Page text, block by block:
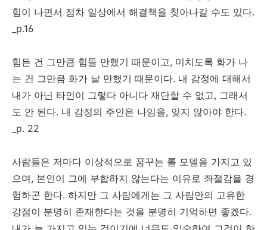
힘이 나면서 점차 일상에서 해결책을 찾아나갈 수도 있다.
_p.16
힘든 건 그만큼 힘들 만했기 때문이고, 미치도록 화가 나
는 건 그만큼 화가 날 만했기 때문이다. 내 감정에 대해서
내가 아닌 타인이 그렇다 아니다 재단할 수 없고, 그래서
도 안 된다. 내 감정의 주인은 나임을, 잊지 않아야 한다.
_p. 22
사람들은 저마다 이상적으로 꿈꾸는 롤 모델을 가지고 있
으며, 본인이 그에 부합하지 않는다는 이유로 좌절감을 경
험하곤 한다. 하지만 그 사람에게는 그 사람만의 고유한
강점이 분명히 존재한다는 것을 분명히 기억하면 좋겠다.